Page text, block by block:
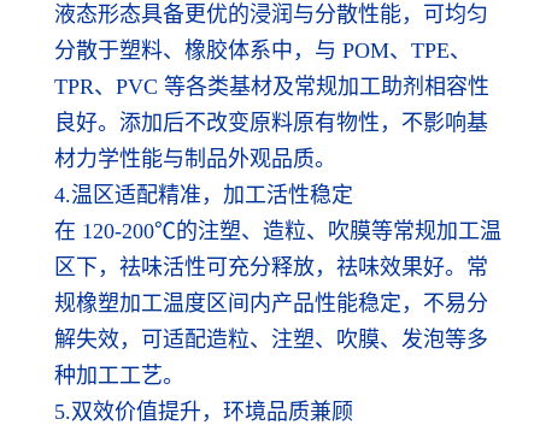
液态形态具备更优的浸润与分散性能，可均匀
分散于塑料、橡胶体系中，与 POM、TPE、
TPR、PVC 等各类基材及常规加工助剂相容性
良好。添加后不改变原料原有物性，不影响基
材力学性能与制品外观品质。
4.温区适配精准，加工活性稳定
在 120-200℃的注塑、造粒、吹膜等常规加工温
区下，祛味活性可充分释放，祛味效果好。常
规橡塑加工温度区间内产品性能稳定，不易分
解失效，可适配造粒、注塑、吹膜、发泡等多
种加工工艺。
5.双效价值提升，环境品质兼顾